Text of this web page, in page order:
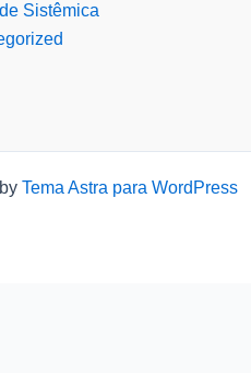
Sistêmica
Tema Astra para WordPress